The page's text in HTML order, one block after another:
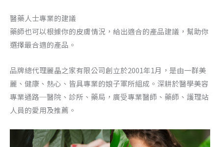
醫藥人士專業的建議
藥師也可以根據你的皮膚情況，給出適合的產品建議，幫助你
選擇最合適的產品。
品牌總代理麗晶之家有限公司創立於2001年1月，是由一群美
麗、健康、熱心、皆具專業的娘子軍所組成。深耕於醫學美容
專業通路─醫院、診所、藥局，廣受專業醫師、藥師、護理站
人員的愛用及推薦。